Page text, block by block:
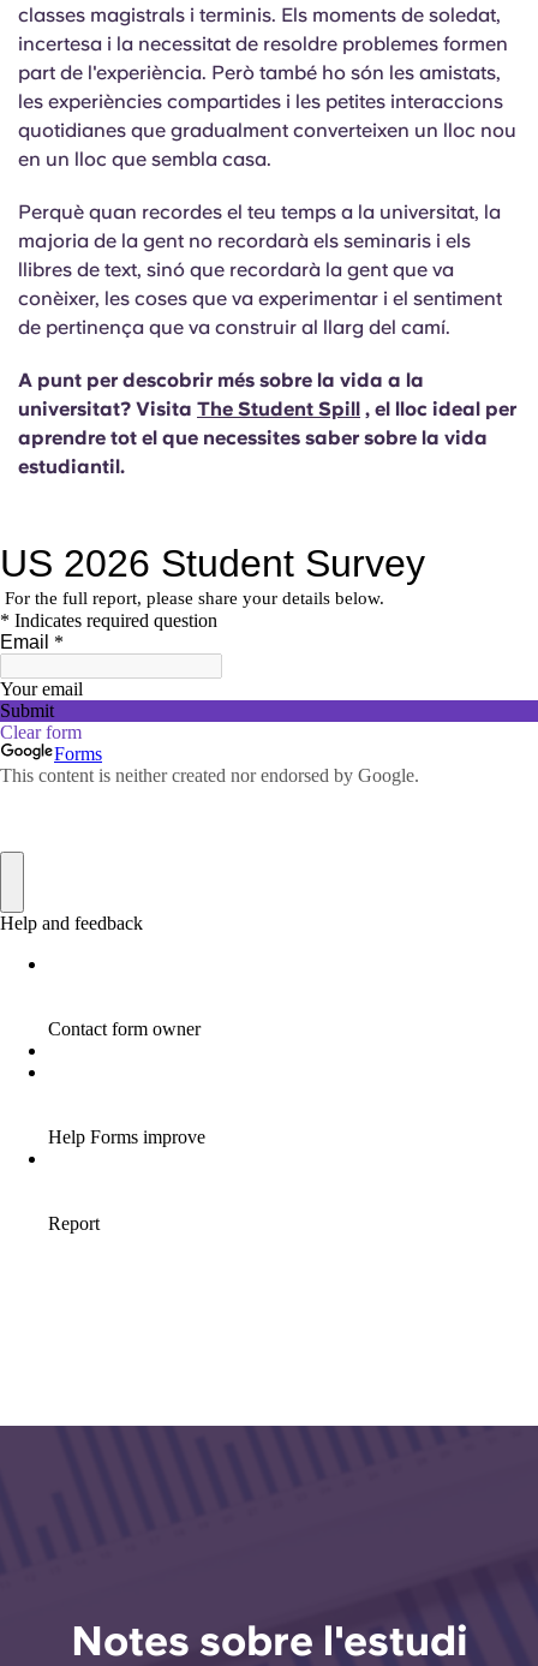
classes magistrals i terminis. Els moments de soledat,
incertesa i la necessitat de resoldre problemes formen
part de l'experiència. Però també ho són les amistats,
les experiències compartides i les petites interaccions
quotidianes que gradualment converteixen un lloc nou
en un lloc que sembla casa.
Perquè quan recordes el teu temps a la universitat, la
majoria de la gent no recordarà els seminaris i els
llibres de text, sinó que recordarà la gent que va
conèixer, les coses que va experimentar i el sentiment
de pertinença que va construir al llarg del camí.
A punt per descobrir més sobre la vida a la
universitat? Visita The Student Spill , el lloc ideal per
aprendre tot el que necessites saber sobre la vida
estudiantil.
Notes sobre l'estudi